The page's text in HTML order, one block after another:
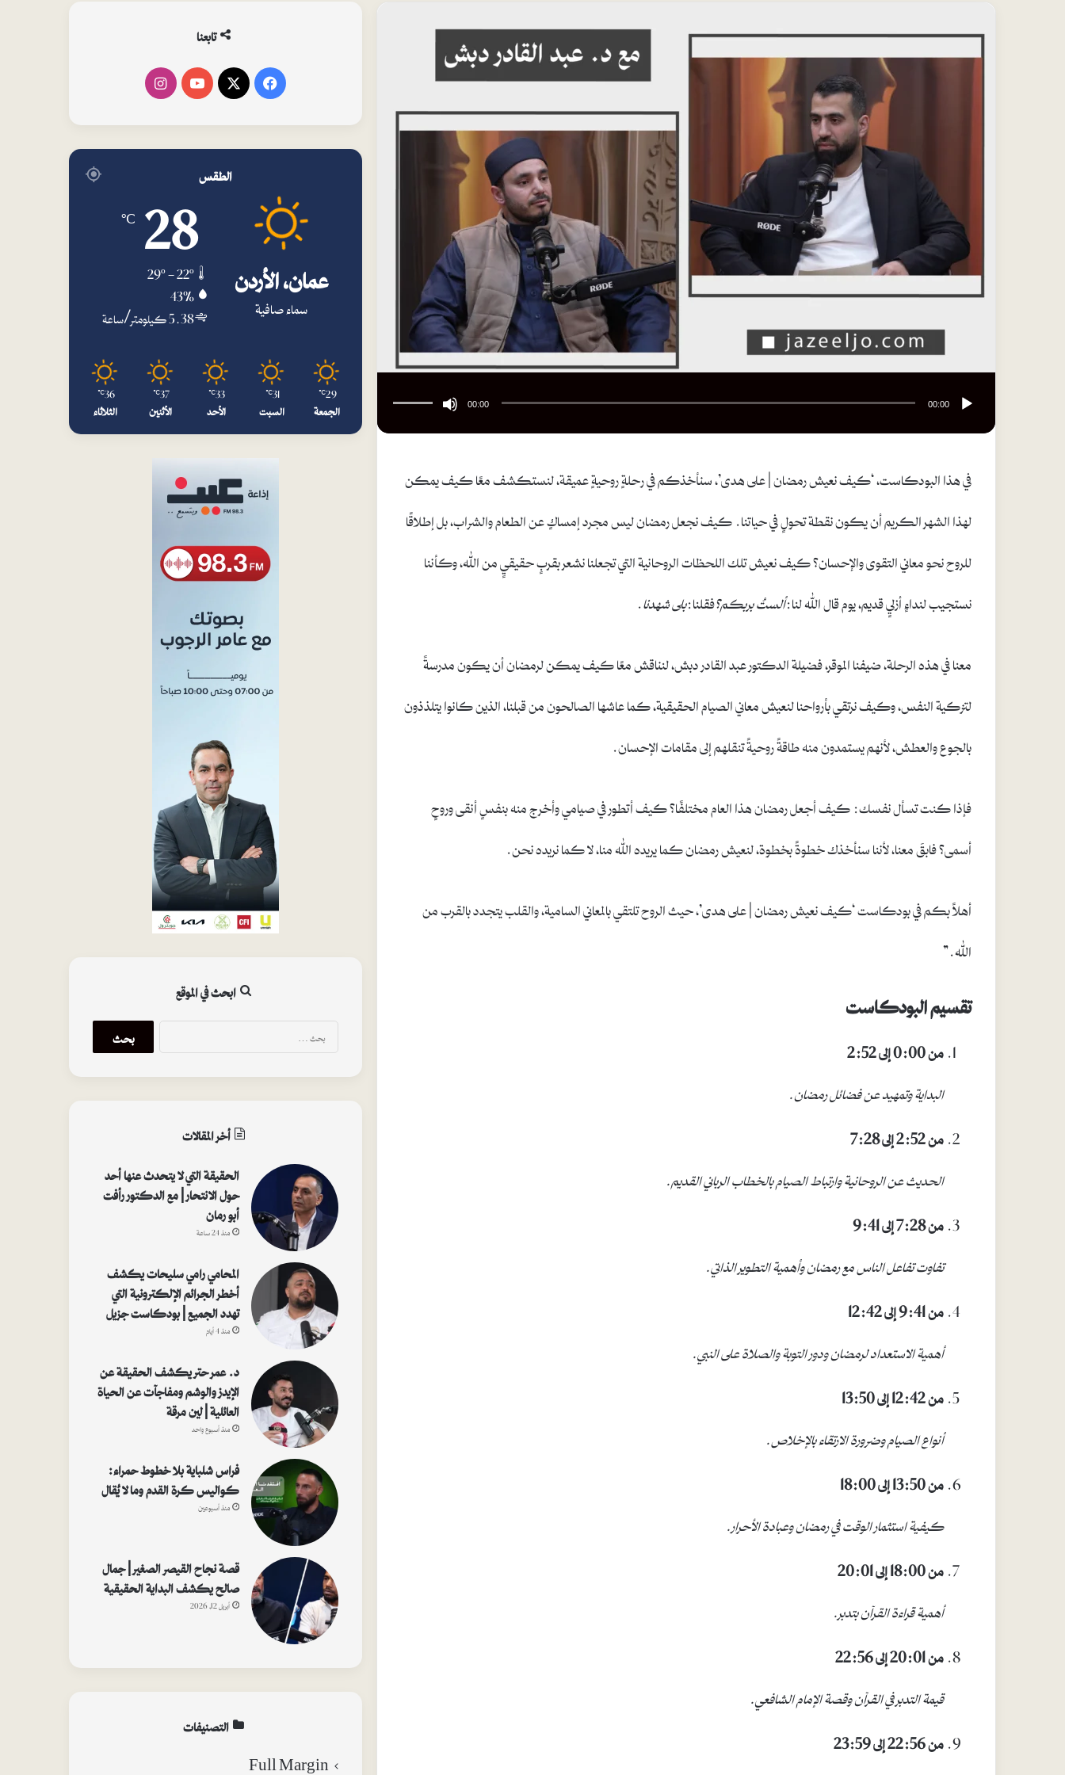
00:00
00:00
أعلى/
في هذا البودكاست، ‘كيف نعيش رمضان | على هدى’، سنأخذكم في رحلةٍ روحيةٍ عميقة، لنستكشف معًا كيف يمكن
لهذا الشهر الكريم أن يكون نقطة تحولٍ في حياتنا. كيف نجعل رمضان ليس مجرد إمساكٍ عن الطعام والشراب، بل إطلاقًا
للروح نحو معاني التقوى والإحسان؟ كيف نعيش تلك اللحظات الروحانية التي تجعلنا نشعر بقربٍ حقيقيٍ من الله، وكأننا
نستجيب لنداءٍ أزليٍ قديم، يوم قال الله لنا:ألستُ بربكم؟فقلنا:بلى شهدنا.
معنا في هذه الرحلة، ضيفنا الموقر، فضيلة الدكتور عبد القادر دبش، لنناقش معًا كيف يمكن لرمضان أن يكون مدرسةً
لتزكية النفس، وكيف نرتقي بأرواحنا لنعيش معاني الصيام الحقيقية، كما عاشها الصالحون من قبلنا، الذين كانوا يتلذذون
بالجوع والعطش، لأنهم يستمدون منه طاقةً روحيةً تنقلهم إلى مقامات الإحسان.
فإذا كنت تسأل نفسك: كيف أجعل رمضان هذا العام مختلفًا؟ كيف أتطور في صيامي وأخرج منه بنفسٍ أنقى وروحٍ
أسمى؟ فابقَ معنا، لأننا سنأخذك خطوةً بخطوة، لنعيش رمضان كما يريده الله منا، لا كما نريده نحن.
أهلاً بكم في بودكاست ‘كيف نعيش رمضان | على هدى’، حيث الروح تلتقي بالمعاني السامية، والقلب يتجدد بالقرب من
الله.”
تقسيم البودكاست
من 0:00 إلى 2:52
البداية وتمهيد عن فضائل رمضان.
من 2:52 إلى 7:28
الحديث عن الروحانية وارتباط الصيام بالخطاب الرباني القديم.
من 7:28 إلى 9:41
تفاوت تفاعل الناس مع رمضان وأهمية التطوير الذاتي.
من 9:41 إلى 12:42
أهمية الاستعداد لرمضان ودور التوبة والصلاة على النبي.
من 12:42 إلى 13:50
أنواع الصيام وضرورة الارتقاء بالإخلاص.
من 13:50 إلى 18:00
كيفية استثمار الوقت في رمضان وعبادة الأحرار.
من 18:00 إلى 20:01
أهمية قراءة القرآن بتدبر.
من 20:01 إلى 22:56
قيمة التدبر في القرآن وقصة الإمام الشافعي.
من 22:56 إلى 23:59
تابعنا
فيسبوك ‫X
‫YouTubeانستقرام
الطقس
عمان، الأردن
سماء صافية
28
℃
43%
5.38 كيلومتر/ساعة
29
℃
الجمعة
31
℃
السبت
33
℃
الأحد
37
℃
الأثنين
36
℃
الثلاثاء
ابحث في الموقع
البحث
عن:
أخر المقالات
الحقيقة التي لا يتحدث عنها أحد
حول الانتحار | مع الدكتور رأفت
أبو رمان
منذ 24 ساعة
المحامي رامي سليحات يكشف
أخطر الجرائم الإلكترونية التي
تهدد الجميع | بودكاست جزيل
منذ 4 أيام
د. عمر حتر يكشف الحقيقة عن
الإيدز والوشم ومفاجآت عن الحياة
العائلية | لين مرقة
منذ أسبوع واحد
فراس شلباية بلا خطوط حمراء:
كواليس كرة القدم وما لا يُقال
منذ أسبوعين
قصة نجاح القيصر الصغير | جمال
صالح يكشف البداية الحقيقية
أبريل 12, 2026
التصنيفات
Full Margin